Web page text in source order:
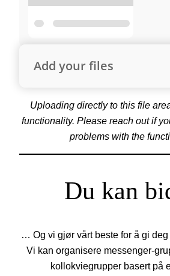
Add your files
Uploading directly to this file
functionality. Please reach out if
problems with the
Du kan
… Og vi gjør vårt beste for å gi
Vi kan organisere messenger-
kollokviegrupper basert på